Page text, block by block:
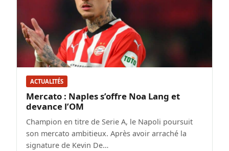
ACTUALITÉS
Mercato : Naples s’offre Noa Lang et
devance l’OM
Champion en titre de Serie A, le Napoli poursuit
son mercato ambitieux. Après avoir arraché la
signature de Kevin De…